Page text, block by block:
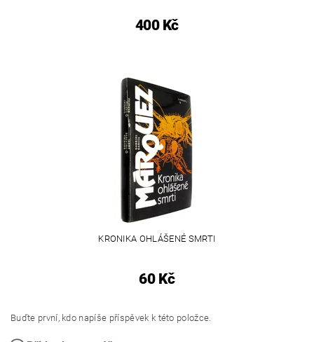
400 Kč
KRONIKA OHLÁŠENÉ SMRTI
60 Kč
Buďte první, kdo napíše příspěvek k této položce.